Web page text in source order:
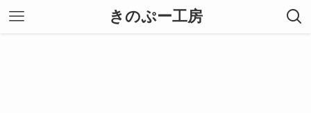
きのぷー工房